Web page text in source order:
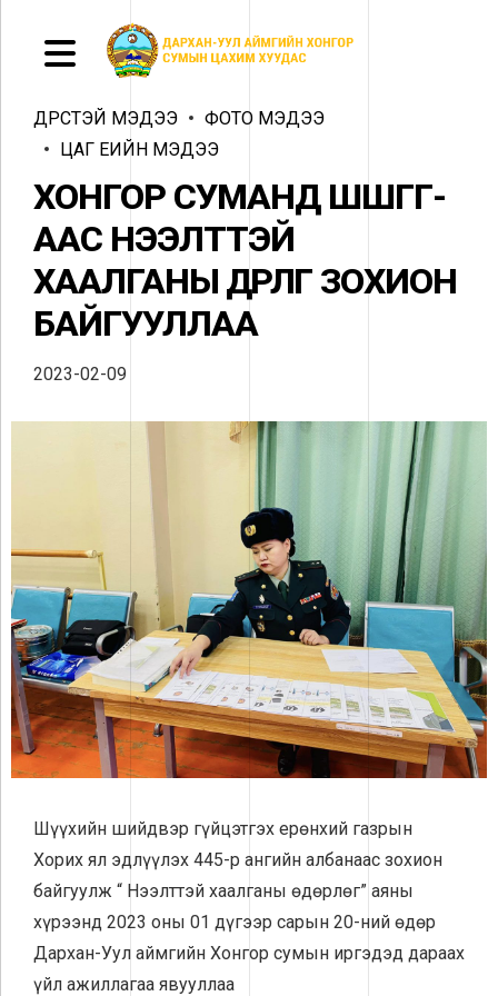
ДҮРСТЭЙ МЭДЭЭ
ФОТО МЭДЭЭ
ЦАГ ҮЕИЙН МЭДЭЭ
ХОНГОР СУМАНД ШШГГ-
ААС НЭЭЛТТЭЙ
ХААЛГАНЫ ӨДӨРЛӨГ ЗОХИОН
БАЙГУУЛЛАА
2023-02-09
Шүүхийн шийдвэр гүйцэтгэх ерөнхий газрын
Хорих ял эдлүүлэх 445-р ангийн албанаас зохион
байгуулж “ Нээлттэй хаалганы өдөрлөг” аяны
хүрээнд 2023 оны 01 дүгээр сарын 20-ний өдөр
Дархан-Уул аймгийн Хонгор сумын иргэдэд дараах
үйл ажиллагаа явууллаа